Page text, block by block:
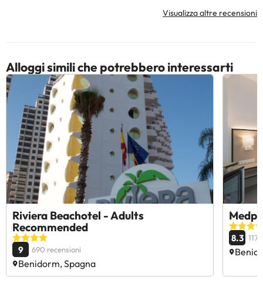
Visualizza altre recensioni
Alloggi simili che potrebbero interessarti
Riviera Beachotel - Adults
Recommended
9 690 recensioni
Benidorm, Spagna
8.3 117